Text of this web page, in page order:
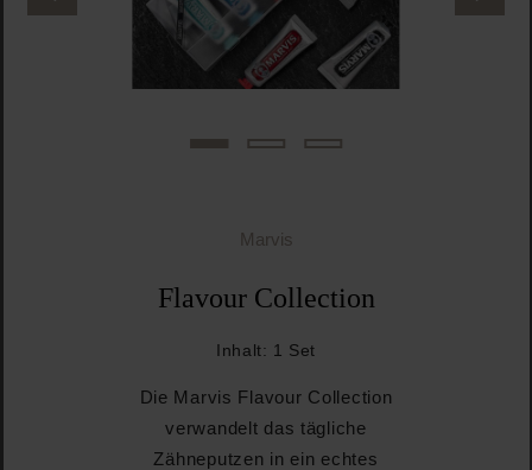
Marvis
Flavour Collection
Inhalt: 1 Set
Die Marvis Flavour Collection
verwandelt das tägliche
Zähneputzen in ein echtes